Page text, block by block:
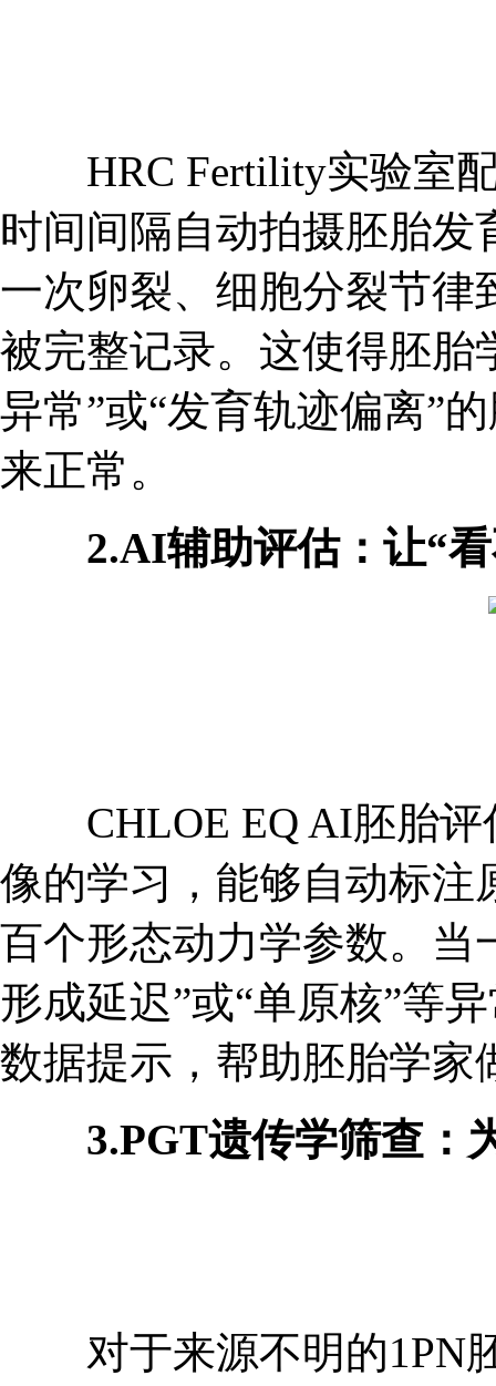
HRC Fertility实验室配
时间间隔自动拍摄胚胎
一次卵裂、细胞分裂节律
被完整记录。这使得胚胎
异常”或“发育轨迹偏离”
来正常。
2.AI辅助评估：让“看
CHLOE EQ AI胚胎评
像的学习，能够自动标注
百个形态动力学参数。当
形成延迟”或“单原核”等
数据提示，帮助胚胎学家
3.PGT遗传学筛查：
对于来源不明的1PN